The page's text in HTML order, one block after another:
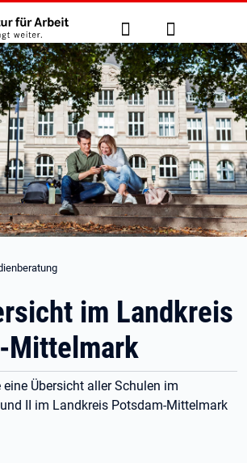
springen
Suche Anmelden
im Landkreis
Mittelmark
Übersicht aller Schulen im
II im Landkreis Potsdam-Mittelmark